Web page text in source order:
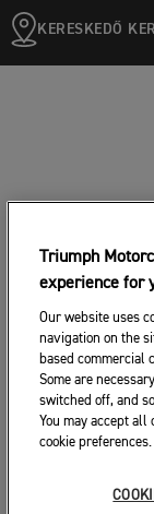
KERESKEDŐ
Triumph
experience for
Our website uses
navigation on the
based commercial
Some are
switched off, and
You may accept
cookie preferences.